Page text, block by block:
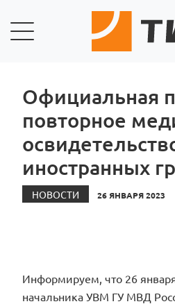
Официальная
повторное
иностранных
НОВОСТИ 26 ЯНВАРЯ 2023
Информируем, что 26
начальника УВМ ГУ МВД